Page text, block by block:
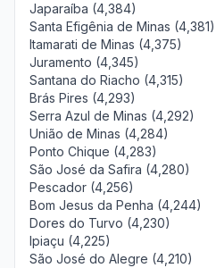
Japaraíba (4,384)
Santa Efigênia de Minas (4,381)
Itamarati de Minas (4,375)
Juramento (4,345)
Santana do Riacho (4,315)
Brás Pires (4,293)
Serra Azul de Minas (4,292)
União de Minas (4,284)
Ponto Chique (4,283)
São José da Safira (4,280)
Pescador (4,256)
Bom Jesus da Penha (4,244)
Dores do Turvo (4,230)
Ipiaçu (4,225)
São José do Alegre (4,210)